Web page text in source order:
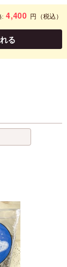
: 4,400 円 （税込）
る